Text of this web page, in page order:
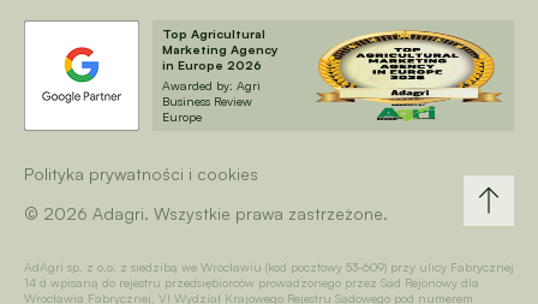
Top Agricultural
Marketing Agency
in Europe 2026
Awarded by: Agri
Business Review
Europe
Polityka prywatności i cookies
© 2026 Adagri. Wszystkie prawa zastrzeżone.
AdAgri sp. z o.o. z siedzibą we Wrocławiu (kod pocztowy 53-609) przy ulicy Fabrycznej
14 d wpisaną do rejestru przedsiębiorców prowadzonego przez Sąd Rejonowy dla
Wrocławia Fabrycznej, VI Wydział Krajowego Rejestru Sądowego pod numerem